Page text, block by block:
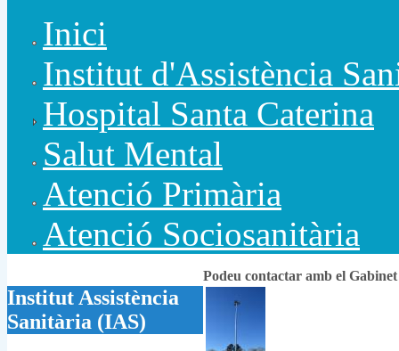
Inici
Institut d'Assistència
Hospital Santa Caterina
Salut Mental
Atenció Primària
Atenció Sociosanitària
Podeu contactar amb el
Institut Assistència
Sanitària (IAS)